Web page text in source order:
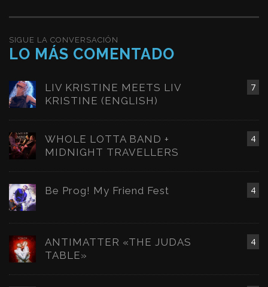
SIGUE LA CONVERSACIÓN
LO MÁS COMENTADO
7
LIV KRISTINE MEETS LIV
KRISTINE (ENGLISH)
4
WHOLE LOTTA BAND +
MIDNIGHT TRAVELLERS
4
Be Prog! My Friend Fest
4
ANTIMATTER «THE JUDAS
TABLE»